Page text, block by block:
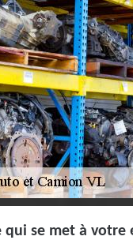
qui se met à votre